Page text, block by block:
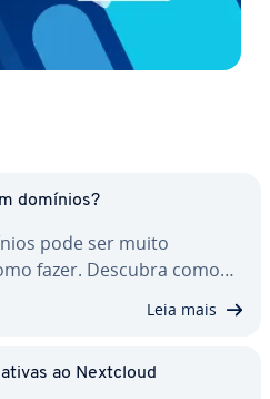
domínios?
pode ser muito
fazer. Descubra como…
Leia mais
ao Nextcloud